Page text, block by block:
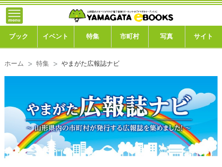
ブック イベント 特集 市町村 写真 サイト
ホーム 特集 やまがた広報誌ナビ
トップ
ブック
市町村
写真ギャラリー
このサイトについて